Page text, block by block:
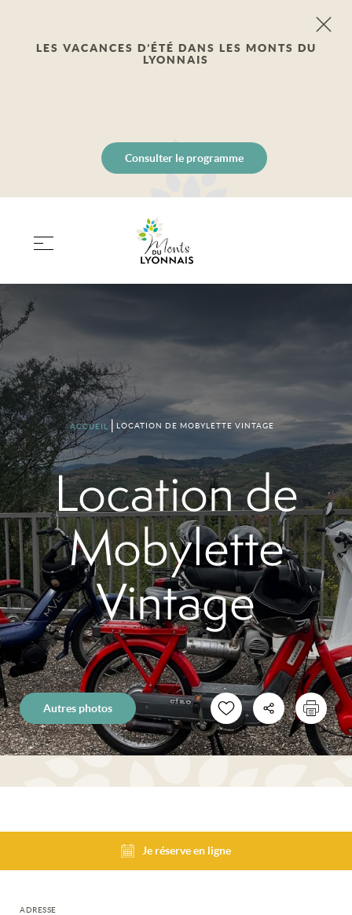
LES VACANCES D’ÉTÉ DANS LES MONTS DU
LYONNAIS
Consulter le programme
ACCUEIL LOCATION DE MOBYLETTE VINTAGE
Location de
Mobylette
Vintage
Autres photos
Je réserve en ligne
ADRESSE